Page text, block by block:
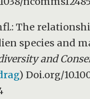
The
species and
and
) Doi.org/